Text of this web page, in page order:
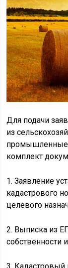
Для подачи
из
промышленные
комплект
1. Заявление
кадастрового
целевого
2. Выписка из
собственности